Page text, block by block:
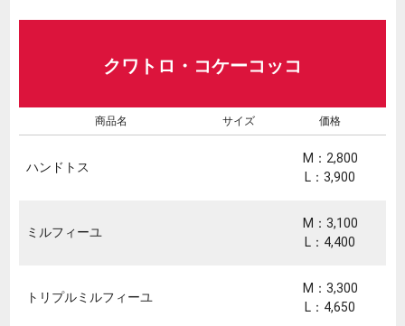
クワトロ・コケーコッコ
商品名 サイズ 価格
ハンドトス
M：2,800
L：3,900
ミルフィーユ
M：3,100
L：4,400
トリプルミルフィーユ
M：3,300
L：4,650